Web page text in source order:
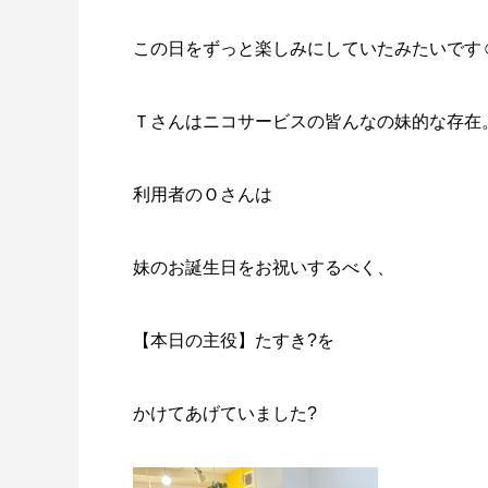
この日をずっと楽しみにしていたみたいで
Ｔさんはニコサービスの皆んなの妹的な存在
利用者のＯさんは
妹のお誕生日をお祝いするべく、
【本日の主役】たすき?を
かけてあげていました?